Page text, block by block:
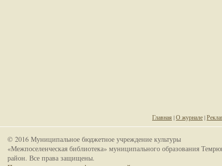
Главная |О журнале|
© 2016 Муниципальное бюджетное учреждение культуры
«Межпоселенческая библиотека» муниципального образования
район. Все права защищены.